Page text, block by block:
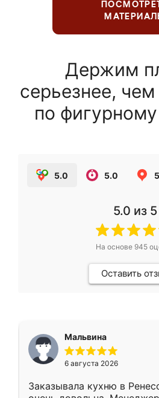
Держим
серьезнее,
по
5.0 5.0
5.0 из 5
На основе 945
Оставить
Мальвина
6 августа 2026
Заказывала кухню в